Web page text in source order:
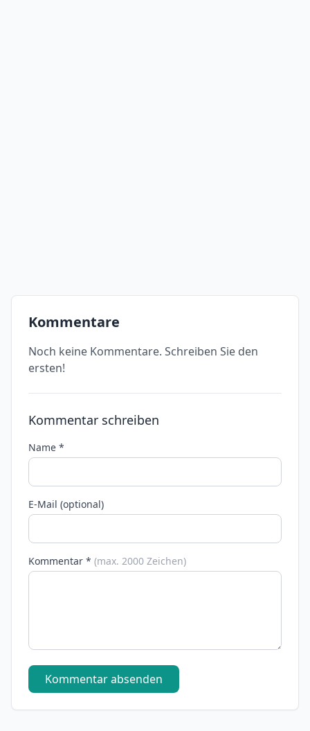
Kommentare
Noch keine Kommentare. Schreiben Sie den
ersten!
Kommentar schreiben
Name *
E-Mail (optional)
Kommentar * (max. 2000 Zeichen)
Kommentar absenden